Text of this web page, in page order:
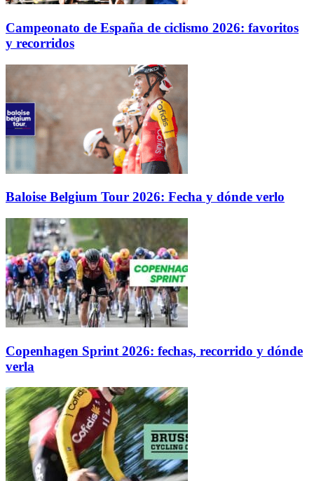
Campeonato de España de ciclismo 2026: favoritos
y recorridos
Baloise Belgium Tour 2026: Fecha y dónde verlo
Copenhagen Sprint 2026: fechas, recorrido y dónde
verla